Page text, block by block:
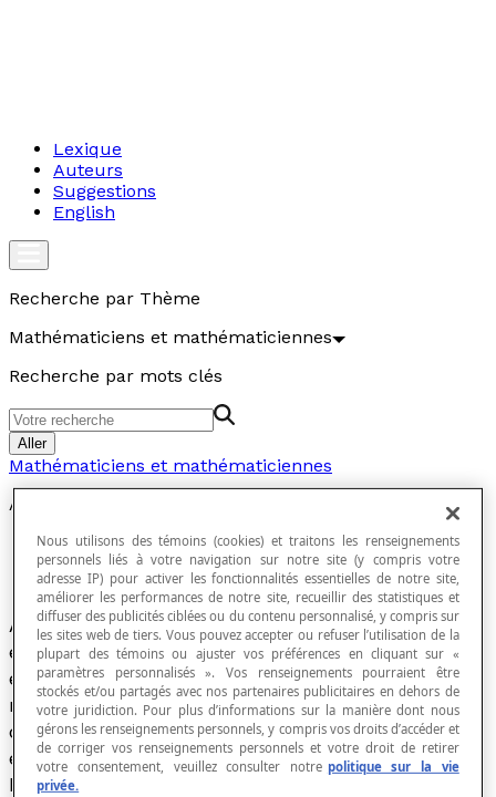
Lexique
Auteurs
Suggestions
English
Recherche par Thème
Mathématiciens et mathématiciennes
Recherche par mots clés
Aller
Mathématiciens et mathématiciennes
Auguste Ferdinand Möbius (1790-1868)
Auguste Ferdinand Möbius fut un mathématicien
et astronome théoricien à l'Université de Leipzig
en Allemagne. Dès 1809, il étudie les
mathématiques et l'astronomie, successivement
dans les universités de Leipzig, Göttingen (il y
eut Carl Friedrich Gauss comme professeur) et
Halle. Il est principalement connu pour sa
Nous utilisons des témoins (cookies) et traitons les renseignements
personnels liés à votre navigation sur notre site (y compris votre
adresse IP) pour activer les fonctionnalités essentielles de notre site,
améliorer les performances de notre site, recueillir des statistiques et
diffuser des publicités ciblées ou du contenu personnalisé, y compris sur
les sites web de tiers. Vous pouvez accepter ou refuser l’utilisation de la
plupart des témoins ou ajuster vos préférences en cliquant sur «
paramètres personnalisés ». Vos renseignements pourraient être
stockés et/ou partagés avec nos partenaires publicitaires en dehors de
votre juridiction. Pour plus d’informations sur la manière dont nous
gérons les renseignements personnels, y compris vos droits d’accéder et
de corriger vos renseignements personnels et votre droit de retirer
votre consentement, veuillez consulter notre politique sur la vie
privée.